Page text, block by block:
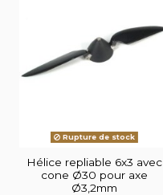
Rupture de stock
Hélice repliable 6x3 avec
cone Ø30 pour axe
Ø3,2mm